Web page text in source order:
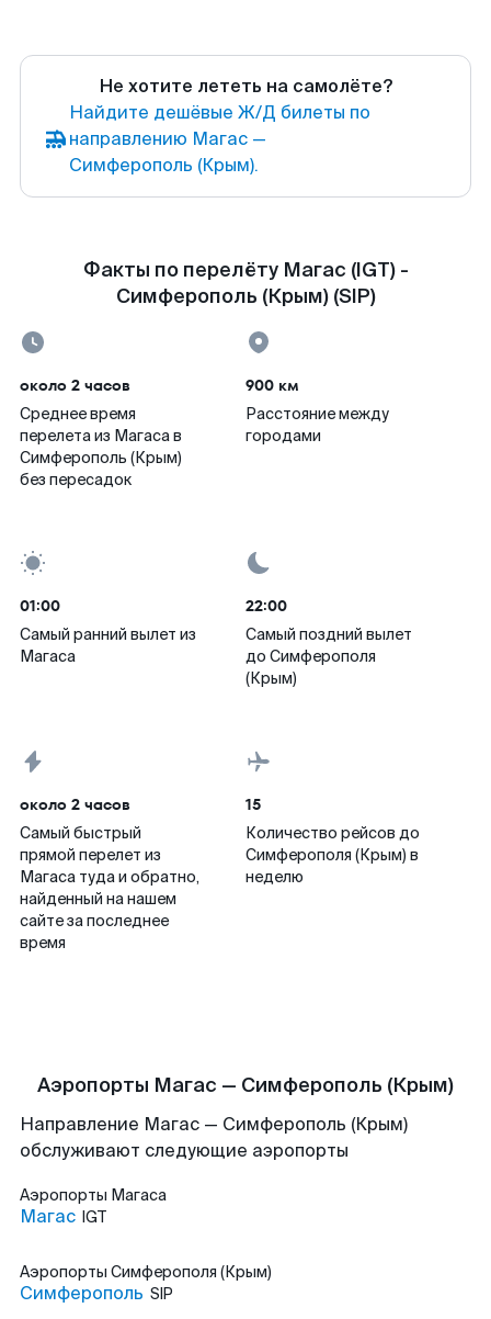
Не хотите лететь на самолёте?
Найдите дешёвые Ж/Д билеты по
направлению Магас —
Симферополь (Крым).
Факты по перелёту Магас (IGT) -
Симферополь (Крым) (SIP)
около 2 часов
Среднее время
перелета из Магаса в
Симферополь (Крым)
без пересадок
900 км
Расстояние между
городами
01:00
Самый ранний вылет из
Магаса
22:00
Самый поздний вылет
до Симферополя
(Крым)
около 2 часов
Самый быстрый
прямой перелет из
Магаса туда и обратно,
найденный на нашем
сайте за последнее
время
15
Количество рейсов до
Симферополя (Крым) в
неделю
Аэропорты Магас — Симферополь (Крым)
Направление Магас — Симферополь (Крым)
обслуживают следующие аэропорты
Аэропорты Магаса
Магас IGT
Аэропорты Симферополя (Крым)
Симферополь SIP